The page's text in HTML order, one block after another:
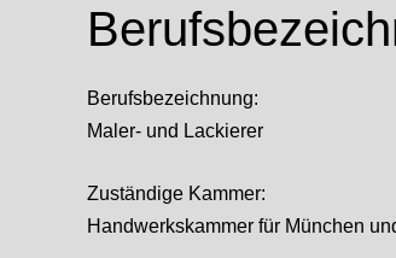
Berufsbezeichnung:
Maler- und Lackierer
Zuständige Kammer:
Handwerkskammer für München